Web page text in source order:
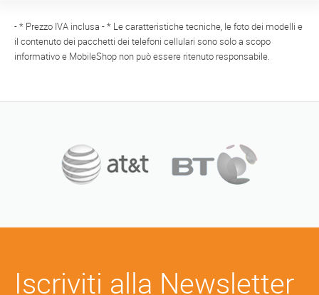
- * Prezzo IVA inclusa - * Le caratteristiche tecniche, le foto dei modelli e
il contenuto dei pacchetti dei telefoni cellulari sono solo a scopo
informativo e MobileShop non può essere ritenuto responsabile.
Iscriviti alla Newsletter